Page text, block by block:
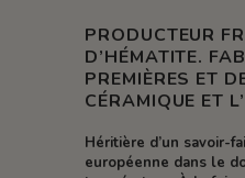
PRODUCTEUR
D’HÉMATITE.
PREMIÈRES ET
CÉRAMIQUE ET
Héritière d’un savoir-
européenne dans le